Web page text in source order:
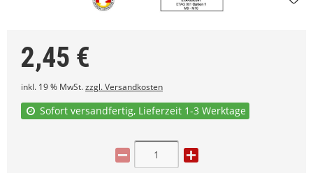
2,45 €
inkl. 19 % MwSt.zzgl. Versandkosten
Sofort versandfertig, Lieferzeit 1-3 Werktage